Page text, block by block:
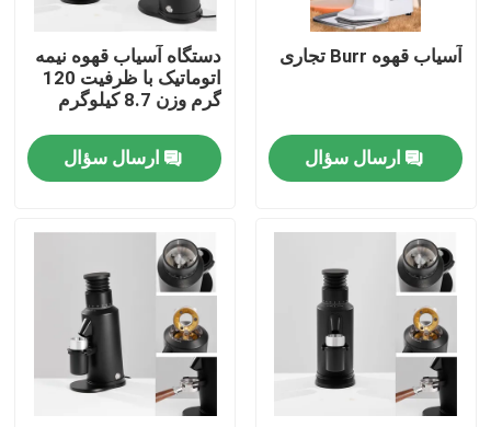
صفحه اصلی
نمایش VR
درباره ما
تور کارخانه
آسیاب قهوه Burr تجاری
ارسال سؤال
دستگاه آسیاب قهوه نیمه
اتوماتیک با ظرفیت 120
گرم وزن 8.7 کیلوگرم
ارسال سؤال